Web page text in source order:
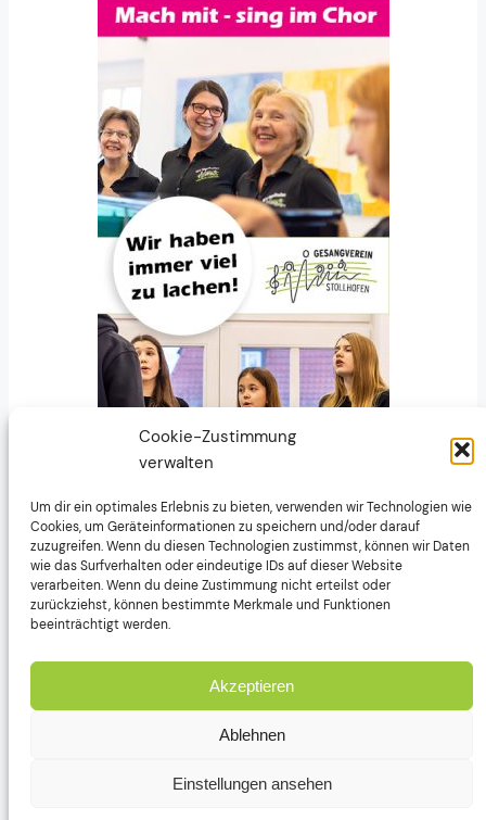
Cookie-Zustimmung
verwalten
Um dir ein optimales Erlebnis zu bieten, verwenden wir Technologien wie
Cookies, um Geräteinformationen zu speichern und/oder darauf
zuzugreifen. Wenn du diesen Technologien zustimmst, können wir Daten
wie das Surfverhalten oder eindeutige IDs auf dieser Website
verarbeiten. Wenn du deine Zustimmung nicht erteilst oder
zurückziehst, können bestimmte Merkmale und Funktionen
beeinträchtigt werden.
Akzeptieren
Ablehnen
Einstellungen ansehen